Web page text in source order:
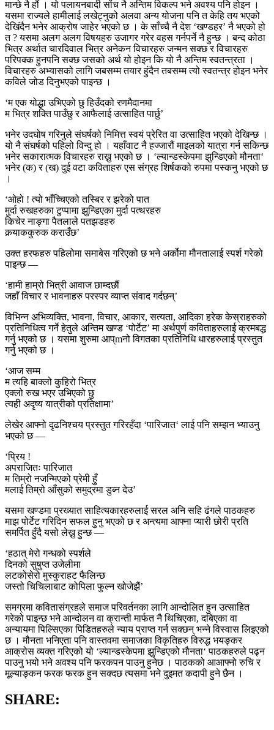
मान्छे नै हौं । यो पलायनबादी सोंच नै अन्तिम विकल्प भने अवश्य पनि होइन ।
यसमा राज्यले हामीलाई लखेट्नुको अलवा अन्य योजना पनि त केहि तय भएको
देखिंदैन भनेर आक्रोष जाहेर भएको छ । के साँच्चै नै देश ‘खण्डहर’ नै भएको हो
त ? यसमा अलग अलग विषयहरु उजागर गरेर वहस गर्नपर्ने नै हुन्छ । बन्द कोठा
भित्र अर्थात चारदिवाल भित्र अनेकन विचारहरु जन्मन सक्छ र विचारहरु
परिपक्क हुनपनि सक्छ जसको अर्थ यो होइन कि यो नै अन्तिम स्वतन्त्रता ।
विचारहरु अभ्यासको लागि जबसम्म तयार हुंदैन तबसम्म त्यो स्वतन्त्र होइन भनेर
कविले जोड दिनुभएको पाइन्छ ।
‘म एक योद्धा उभिएको छु हिउँदको रणमैदानमा
म भित्र शक्ति पाउँछु र आफैलाई उत्साहित पार्छु’
भनेर उदघोष गरिनुले संघर्षको निमित्त स्वयं प्रेरित वा उत्साहित भएको देखिन्छ ।
यो नै संघर्षको पहिलो विन्दु हो । यहाँवाट नै हज्जारौं माइलको यात्रा गर्न सकिन्छ
भनेर सकारात्मक विचारहरु राख्नु भएको छ । ‘ल्यान्डस्केपमा झुन्डिएको मौनता‘
भनेर (क) र (ख) दुई वटा कविताहरु एस संग्रह शिर्षकको रुपमा पस्कनु भएको छ
।
‘ओहो ! त्यो भाँच्चिएको तस्बिर र झरेको पात
मुर्दा रुखहरुका टुप्पामा झुन्डिएका मुर्दा पत्थरहरु
किचेर नाङ्गा पैतलाले पतझडहरु
कर्‍याककुरुक कराउँछ’
उक्त हरफहरु पहिलोमा समाबेस गरिएको छ भने अर्कोमा मौनतालाई स्पर्श गरेको
पाइन्छ —
‘हामी हाम्रो भित्री आवाज छाम्दछौं
जहाँ विचार र भावनाहरु परस्पर व्याप्त संवाद गर्दछन्’
विभिन्न अभिव्यक्ति, भावना, विचार, आकार, सत्यता, आदिका हरेक केस्राहरुको
प्रतिनिधित्व गर्ने हेतुले अन्तिम खण्ड ‘पोर्टेट’ मा अर्थपुर्ण कविताहरुलाई क्रमबद्ध
गर्नु भएको छ । यसमा शुरुमा आप्mनो विगतका प्रतिनिधि धारहरुलाई प्रस्तुत
गर्नु भएको छ ।
‘आज सम्म
म त्यहि बाक्लो कुहिरो भित्र
एक्लो रुख भएर उभिएको छु
त्यही अदृष्य यात्रीको प्रतिक्षामा’
लेखेर आफ्नो दृढनिश्चय प्रस्तुत गरिरहँदा ‘पारिजात‘ लाई पनि सम्झन भ्याउनु
भएको छ —
‘प्रिय !
अपराजितः पारिजात
म तिम्रो नजन्मिएको प्रेमी हुँ
मलाई तिम्रो आँसुको समुद्रमा डुब्न देउ’
यसमा खण्डमा प्रख्यात साहित्यकारहरुलाई सरल अनि सहि ढंगले पाठकहरु
माझ पोर्टेट गरिदिन सफल हुनु भएको छ र अन्त्यमा आफ्ना प्यारी छोरी प्रति
समर्पित हुँदै यसो लेख्नु हुन्छ —
‘हठात् मेरो गन्धको स्पर्शले
दिनको सुषुप्त उजेलीमा
लटकोसेरो मुस्कुराहट फैलिन्छ
जस्तो चिचिलाबाट कोपिला फुल्न खोजेझैं’
समग्रमा कवितासंग्रहले समाज परिवर्तनका लागि आन्दोलित हुन उत्साहित
गरेको पाइन्छ भने आन्दोलन वा क्रान्ती मार्फत नै थिचिएका, दबिएका वा
अन्यायमा पिल्सिएका पिडितहरुले न्याय प्राप्त गर्न सक्छन् भन्ने विस्वास लिइएको
छ । मौनता भनिएता पनि वास्तवमा समाजका विकृतिहरु विरुद्ध भयङ्कर
आक्रोस व्यक्त गरिएको यो ‘ल्यान्डस्केपमा झुन्डिएको मौनता‘ पाठकहरुले पढ्न
पाउनु भयो भने अवश्य पनि फरकपन पाउनु हुनेछ । पाठकको आआफ्नो रुचि र
मूल्याङ्कन फरक फरक हुन सक्दछ त्यसमा भने दुइमत कदापी हुने छैन ।
SHARE: